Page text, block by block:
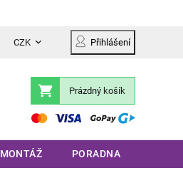
CZK Přihlášení
Nákupní
košík
Prázdný košík
MONTÁŽ PORADNA